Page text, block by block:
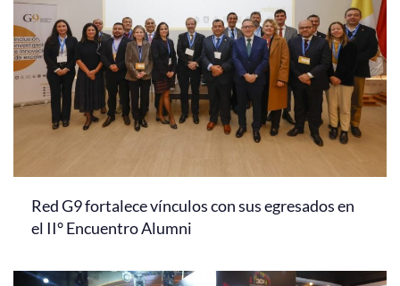
Red G9 fortalece vínculos con sus egresados en
el II° Encuentro Alumni